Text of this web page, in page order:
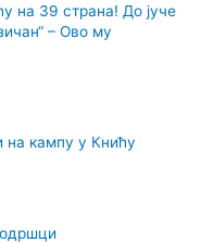
на 39 страна! До јуче
– Ово му
на кампу у Книћу